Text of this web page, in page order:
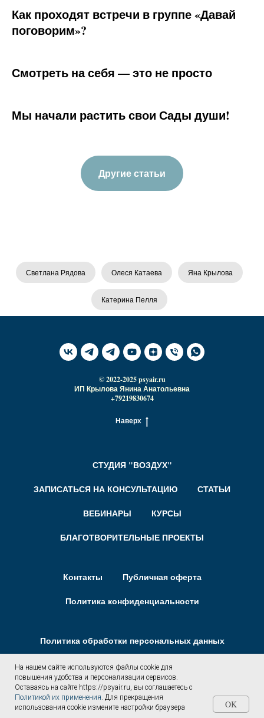
Записаться на консультацию
Как проходят встречи в группе «Давай
поговорим»?
Смотреть на себя — это не просто
Мы начали растить свои Сады души!
Другие статьи
Светлана Рядова Олеся Катаева Яна Крылова
Катерина Пелля
© 2022-2025 psyair.ru
ИП Крылова Янина Анатольевна
+79219830674
Наверх
СТУДИЯ "ВОЗДУХ"
ЗАПИСАТЬСЯ НА КОНСУЛЬТАЦИЮ
СТАТЬИ
ВЕБИНАРЫ
КУРСЫ
БЛАГОТВОРИТЕЛЬНЫЕ ПРОЕКТЫ
Контакты
Публичная оферта
Политика конфиденциальности
Политика обработки персональных данных
Политика cookie
Пользовательское соглашение
На нашем сайте используются файлы cookie для
повышения удобства и персонализации сервисов.
Оставаясь на сайте https://psyair.ru, вы соглашаетесь с
Политикой их применения. Для прекращения
использования cookie измените настройки браузера
OK